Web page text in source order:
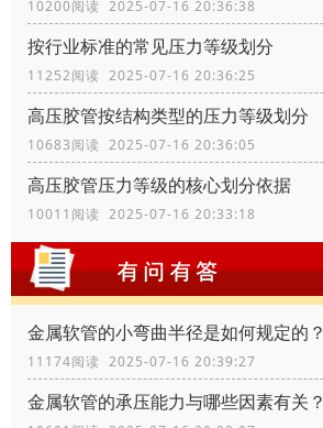
10200阅读 2025-07-16 20:36:38
按行业标准的常见压力等级划分
11252阅读 2025-07-16 20:36:25
高压胶管按结构类型的压力等级划分
10683阅读 2025-07-16 20:36:05
高压胶管压力等级的核心划分依据
10011阅读 2025-07-16 20:33:18
金属软管的小弯曲半径是如何规定的？
11174阅读 2025-07-16 20:39:27
金属软管的承压能力与哪些因素有关？